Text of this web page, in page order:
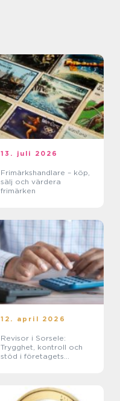
13. juli 2026
Frimärkshandlare – köp,
sälj och värdera
frimärken
12. april 2026
Revisor i Sorsele:
Trygghet, kontroll och
stöd i företagets